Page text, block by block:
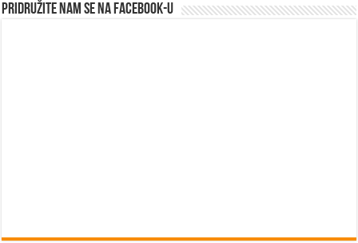
Pridružite nam se na Facebook-u